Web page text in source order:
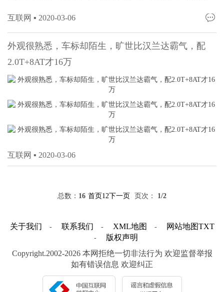
互联网 ▪ 2020-03-06
外观很熟悉，车标却陌生，旷世比汉兰达霸气，配
2.0T+8AT才16万
互联网 ▪ 2020-03-06
总数： 16 首页12下一页 页次： 1/2
关于我们 - 联系我们 - XML地图 - 网站地图TXT
-
版权声明
Copyright.2002-2026 本网拒绝一切非法行为 欢迎监督举报
如有错误信息 欢迎纠正